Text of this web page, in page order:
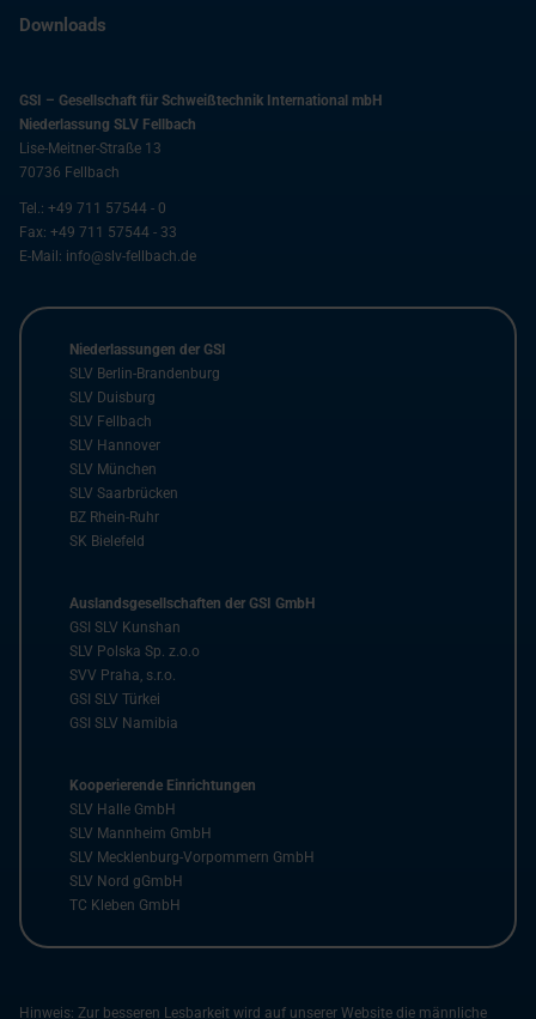
Downloads
GSI – Gesellschaft für Schweißtechnik International mbH
Niederlassung SLV Fellbach
Lise-Meitner-Straße 13
70736 Fellbach
Tel.: +49 711 57544 - 0
Fax: +49 711 57544 - 33
E-Mail: info@slv-fellbach.de
Niederlassungen der GSI
SLV Berlin-Brandenburg
SLV Duisburg
SLV Fellbach
SLV Hannover
SLV München
SLV Saarbrücken
BZ Rhein-Ruhr
SK Bielefeld
Auslandsgesellschaften der GSI GmbH
GSI SLV Kunshan
SLV Polska Sp. z.o.o
SVV Praha, s.r.o.
GSI SLV Türkei
GSI SLV Namibia
Kooperierende Einrichtungen
SLV Halle GmbH
SLV Mannheim GmbH
SLV Mecklenburg-Vorpommern GmbH
SLV Nord gGmbH
TC Kleben GmbH
Hinweis: Zur besseren Lesbarkeit wird auf unserer Website die männliche